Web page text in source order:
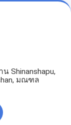
Shinanshapu,
มณฑล